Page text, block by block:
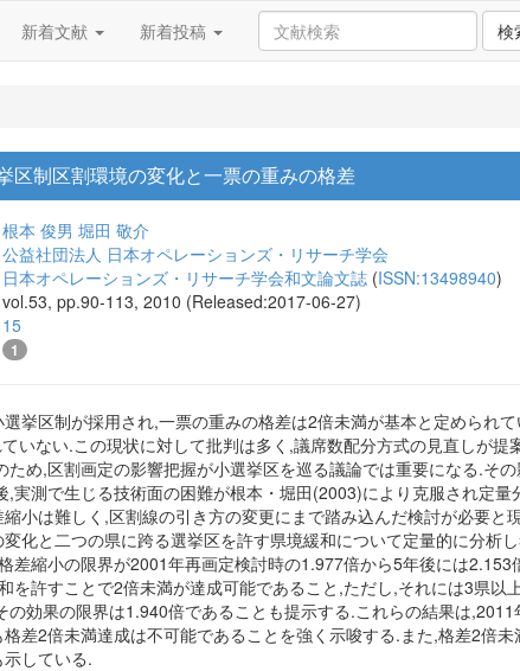
新着文献 新着投稿 検
区制区割環境の変化と一票の重みの格差
根本 俊男 堀田 敬介
公益社団法人 日本オペレーションズ・リサーチ学会
日本オペレーションズ・リサーチ学会和文論文誌 (ISSN:13498940)
vol.53, pp.90-113, 2010 (Released:2017-06-27)
15
1
挙区制が採用され,一票の重みの格差は2倍未満が基本と定められ
いない.この現状に対して批判は多く,議席数配分方式の見直しが
ため,区割画定の影響把握が小選挙区を巡る議論では重要になる.そ
,実測で生じる技術面の困難が根本・堀田(2003)により克服され定
小は難しく,区割線の引き方の変更にまで踏み込んだ検討が必要と
化と二つの県に跨る選挙区を許す県境緩和について定量的に分析
差縮小の限界が2001年再画定検討時の1.977倍から5年後には
を許すことで2倍未満が達成可能であること,ただし,それには3県以
の効果の限界は1.940倍であることも提示する.これらの結果は
差2倍未満達成は不可能であることを強く示唆する.また,格差2倍
している.